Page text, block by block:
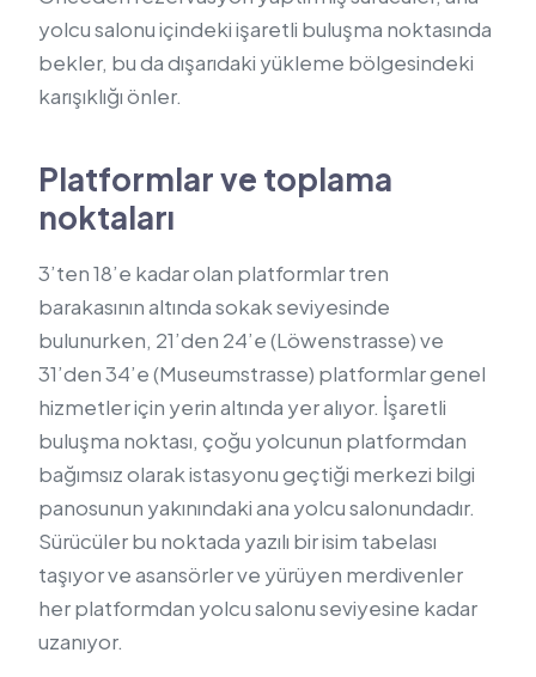
yolcu salonu içindeki işaretli buluşma noktasında
bekler, bu da dışarıdaki yükleme bölgesindeki
karışıklığı önler.
Platformlar ve toplama
noktaları
3’ten 18’e kadar olan platformlar tren
barakasının altında sokak seviyesinde
bulunurken, 21’den 24’e (Löwenstrasse) ve
31’den 34’e (Museumstrasse) platformlar genel
hizmetler için yerin altında yer alıyor. İşaretli
buluşma noktası, çoğu yolcunun platformdan
bağımsız olarak istasyonu geçtiği merkezi bilgi
panosunun yakınındaki ana yolcu salonundadır.
Sürücüler bu noktada yazılı bir isim tabelası
taşıyor ve asansörler ve yürüyen merdivenler
her platformdan yolcu salonu seviyesine kadar
uzanıyor.